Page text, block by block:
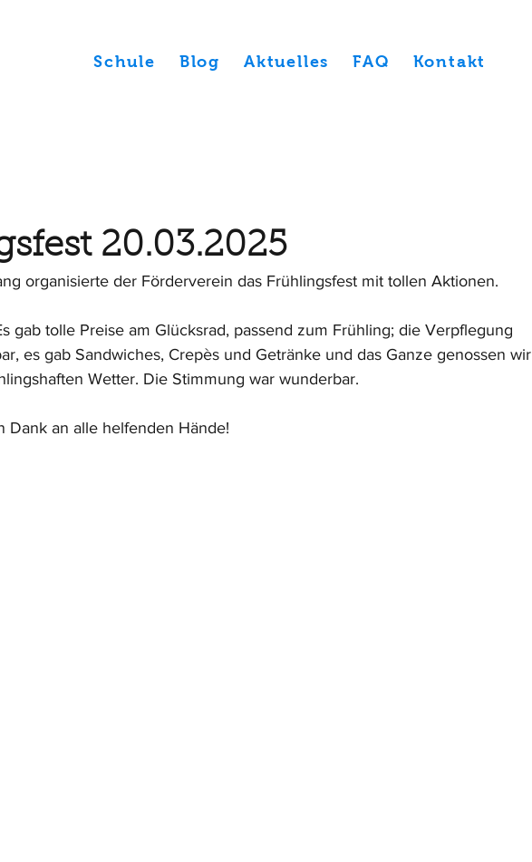
Schule Blog Aktuelles FAQ Kontakt
20.03.2025
organisierte der Förderverein das Frühlingsfest mit tollen Aktionen.
gab tolle Preise am Glücksrad, passend zum Frühling; die Verpflegung
es gab Sandwiches, Crepès und Getränke und das Ganze genossen wir
Wetter. Die Stimmung war wunderbar.
Dank an alle helfenden Hände!